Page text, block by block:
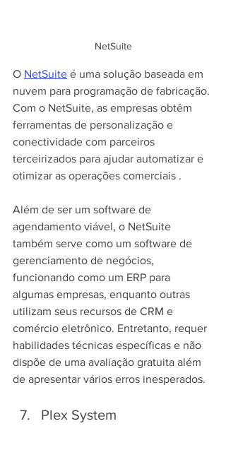
NetSuite
O NetSuite é uma solução baseada em
nuvem para programação de fabricação.
Com o NetSuite, as empresas obtêm
ferramentas de personalização e
conectividade com parceiros
terceirizados para ajudar automatizar e
otimizar as operações comerciais .
Além de ser um software de
agendamento viável, o NetSuite
também serve como um software de
gerenciamento de negócios,
funcionando como um ERP para
algumas empresas, enquanto outras
utilizam seus recursos de CRM e
comércio eletrônico. Entretanto, requer
habilidades técnicas específicas e não
dispõe de uma avaliação gratuita além
de apresentar vários erros inesperados.
Plex System